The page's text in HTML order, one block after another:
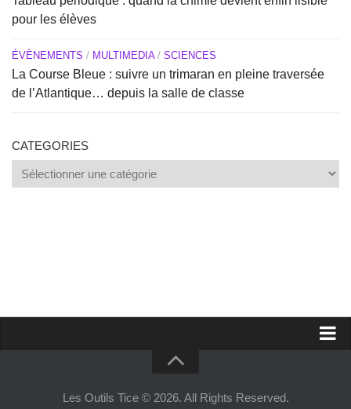
pour les élèves
ÉVÈNEMENTS / MULTIMEDIA/ SCIENCES
La Course Bleue : suivre un trimaran en pleine traversée
de l’Atlantique… depuis la salle de classe
CATEGORIES
Categories
Annoncer sur Outils Tice
Les Outils Tice © 2026. All Rights Reserved.